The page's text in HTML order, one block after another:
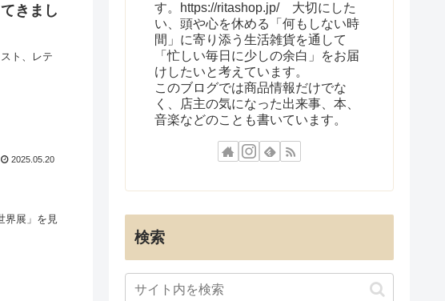
きまし
ト、レテ
2025.05.20
界展」を見
す。https://ritashop.jp/ 大切にした
い、頭や心を休める「何もしない時
間」に寄り添う生活雑貨を通して
「忙しい毎日に少しの余白」をお届
けしたいと考えています。
このブログでは商品情報だけでな
く、店主の気になった出来事、本、
音楽などのことも書いています。
検索